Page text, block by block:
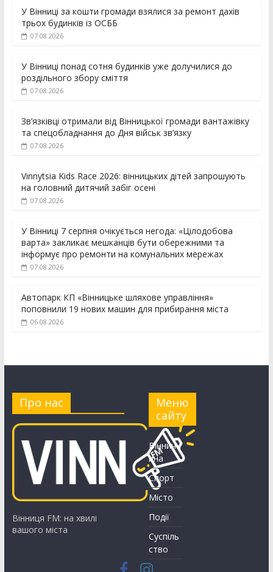
У Вінниці за кошти громади взялися за ремонт дахів
трьох будинків із ОСББ
07.08.2026
У Вінниці понад сотня будинків уже долучилися до
роздільного збору сміття
07.08.2026
Зв’язківці отримали від Вінницької громади вантажівку
та спецобладнання до Дня військ зв’язку
07.08.2026
Vinnytsia Kids Race 2026: вінницьких дітей запрошують
на головний дитячий забіг осені
07.08.2026
У Вінниці 7 серпня очікується негода: «Цілодобова
варта» закликає мешканців бути обережними та
інформує про ремонти на комунальних мережах
07.08.2026
Автопарк КП «Вінницьке шляхове управління»
поповнили 19 нових машин для прибирання міста
06.08.2026
Про нас
Вінниця FM: на хвилі
вашого міста
Меню
сайту
Вінничч
ина
Спорт
Місто
Події
Суспіль
ство